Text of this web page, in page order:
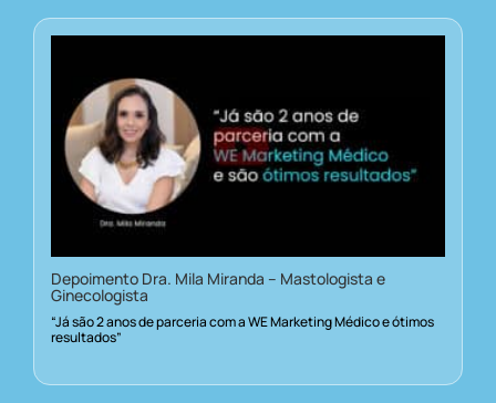
Depoimento Dra. Mila Miranda – Mastologista e
Ginecologista
“Já são 2 anos de parceria com a WE Marketing Médico e ótimos
resultados”